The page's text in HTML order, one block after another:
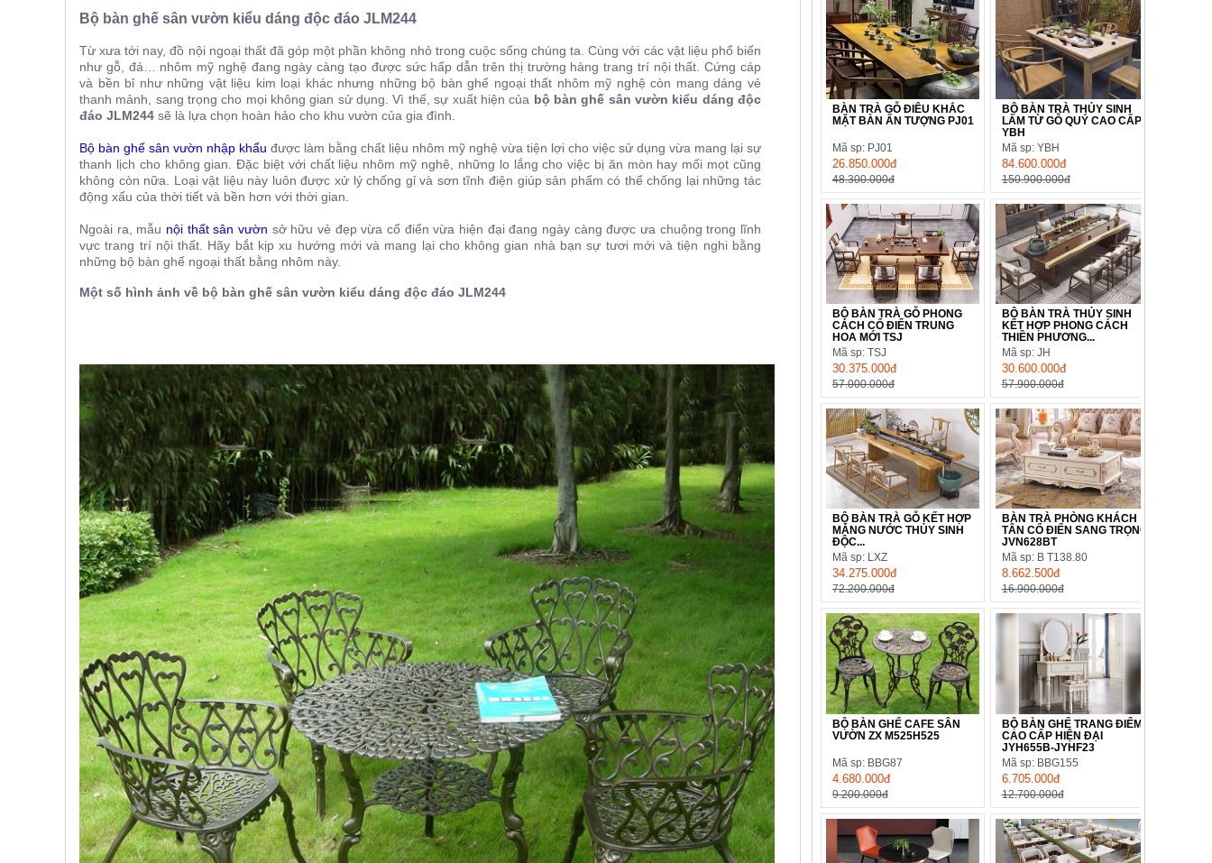
Bộ bàn ghế sân vườn kiểu dáng độc đáo JLM244
Từ xưa tới nay, đồ nội ngoại thất đã góp một phần không nhỏ trong cuộc sống chúng ta. Cùng với các vật liệu phổ biến
như gỗ, đá… nhôm mỹ nghệ đang ngày càng tạo được sức hấp dẫn trên thị trường hàng trang trí nội thất. Cứng cáp
và bền bỉ như những vật liệu kim loại khác nhưng những bộ bàn ghế ngoại thất nhôm mỹ nghệ còn mang dáng vẻ
thanh mảnh, sang trọng cho mọi không gian sử dụng. Vì thế, sự xuất hiện của bộ bàn ghế sân vườn kiểu dáng độc
đáo JLM244 sẽ là lựa chọn hoàn hảo cho khu vườn của gia đình.
Bộ bàn ghế sân vườn nhập khẩu được làm bằng chất liệu nhôm mỹ nghệ vừa tiện lợi cho việc sử dụng vừa mang lại sự
thanh lịch cho không gian. Đặc biệt với chất liệu nhôm mỹ nghê, những lo lắng cho việc bị ăn mòn hay mối mọt cũng
không còn nữa. Loại vật liệu này luôn được xử lý chống gỉ và sơn tĩnh điện giúp sản phẩm có thể chống lại những tác
động xấu của thời tiết và bền hơn với thời gian.
Ngoài ra, mẫu nội thất sân vườn sở hữu vẻ đẹp vừa cổ điển vừa hiện đại đang ngày càng được ưa chuộng trong lĩnh
vực trang trí nội thất. Hãy bắt kịp xu hướng mới và mang lại cho không gian nhà bạn sự tươi mới và tiện nghi bằng
những bộ bàn ghế ngoại thất bằng nhôm này.
Một số hình ảnh về bộ bàn ghế sân vườn kiểu dáng độc đáo JLM244
BÀN TRÀ GỖ ĐIÊU KHẮC
MẶT BÀN ẤN TƯỢNG PJ01
Mã sp: PJ01
26.850.000đ
48.300.000đ
BỘ BÀN TRÀ THỦY SINH
LÀM TỪ GỖ QUÝ CAO CẤP
YBH
Mã sp: YBH
84.600.000đ
150.900.000đ
BỘ BÀN TRÀ GỖ PHONG
CÁCH CỔ ĐIỂN TRUNG
HOA MỚI TSJ
Mã sp: TSJ
30.375.000đ
57.000.000đ
BỘ BÀN TRÀ THỦY SINH
KẾT HỢP PHONG CÁCH
THIỀN PHƯƠNG...
Mã sp: JH
30.600.000đ
57.900.000đ
BỘ BÀN TRÀ GỖ KẾT HỢP
MÁNG NƯỚC THỦY SINH
ĐỘC...
Mã sp: LXZ
34.275.000đ
72.200.000đ
BÀN TRÀ PHÒNG KHÁCH
TÂN CỔ ĐIỂN SANG TRỌNG
JVN628BT
Mã sp: B T138.80
8.662.500đ
16.900.000đ
BỘ BÀN GHẾ CAFE SÂN
VƯỜN ZX M525H525
Mã sp: BBG87
4.680.000đ
9.200.000đ
BỘ BÀN GHẾ TRANG ĐIỂM
CAO CẤP HIỆN ĐẠI
JYH655B-JYHF23
Mã sp: BBG155
6.705.000đ
12.700.000đ